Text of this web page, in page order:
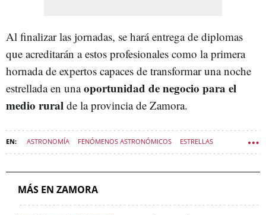
Al finalizar las jornadas, se hará entrega de diplomas
que acreditarán a estos profesionales como la primera
hornada de expertos capaces de transformar una noche
estrellada en unaoportunidad de negocio para el
medio rural de la provincia de Zamora.
ASTRONOMÍA FENÓMENOS ASTRONÓMICOS ESTRELLAS
MÁS EN ZAMORA